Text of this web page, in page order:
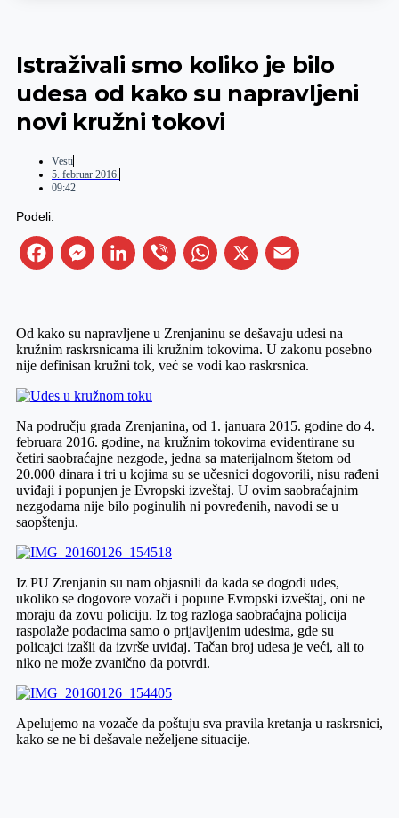
Istraživali smo koliko je bilo
udesa od kako su napravljeni
novi kružni tokovi
Vesti
5. februar 2016.
09:42
Podeli:
FacebookMessengerLinkedInViber WhatsApp
X
Od kako su napravljene u Zrenjaninu se dešavaju udesi na
kružnim raskrsnicama ili kružnim tokovima. U zakonu posebno
nije definisan kružni tok, već se vodi kao raskrsnica.
Na području grada Zrenjanina, od 1. januara 2015. godine do 4.
februara 2016. godine, na kružnim tokovima evidentirane su
četiri saobraćajne nezgode, jedna sa materijalnom štetom od
20.000 dinara i tri u kojima su se učesnici dogovorili, nisu rađeni
uviđaji i popunjen je Evropski izveštaj. U ovim saobraćajnim
nezgodama nije bilo poginulih ni povređenih, navodi se u
saopštenju.
Iz PU Zrenjanin su nam objasnili da kada se dogodi udes,
ukoliko se dogovore vozači i popune Evropski izveštaj, oni ne
moraju da zovu policiju. Iz tog razloga saobraćajna policija
raspolaže podacima samo o prijavljenim udesima, gde su
policajci izašli da izvrše uviđaj. Tačan broj udesa je veći, ali to
niko ne može zvanično da potvrdi.
Apelujemo na vozače da poštuju sva pravila kretanja u raskrsnici,
kako se ne bi dešavale neželjene situacije.